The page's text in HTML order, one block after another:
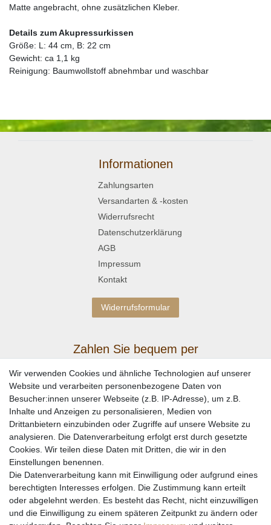
Matte angebracht, ohne zusätzlichen Kleber.
Details zum Akupressurkissen
Größe: L: 44 cm, B: 22 cm
Gewicht: ca 1,1 kg
Reinigung: Baumwollstoff abnehmbar und waschbar
Informationen
Zahlungsarten
Versandarten & -kosten
Widerrufsrecht
Datenschutzerklärung
AGB
Impressum
Kontakt
Widerrufsformular
Zahlen Sie bequem per
Wir versenden mit
Wir verwenden Cookies und ähnliche Technologien auf unserer
Website und verarbeiten personenbezogene Daten von
Besucher:innen unserer Webseite (z.B. IP-Adresse), um z.B.
Inhalte und Anzeigen zu personalisieren, Medien von
Drittanbietern einzubinden oder Zugriffe auf unsere Website zu
analysieren. Die Datenverarbeitung erfolgt erst durch gesetzte
Cookies. Wir teilen diese Daten mit Dritten, die wir in den
Einstellungen benennen.
Die Datenverarbeitung kann mit Einwilligung oder aufgrund eines
berechtigten Interesses erfolgen. Die Zustimmung kann erteilt
oder abgelehnt werden. Es besteht das Recht, nicht einzuwilligen
und die Einwilligung zu einem späteren Zeitpunkt zu ändern oder